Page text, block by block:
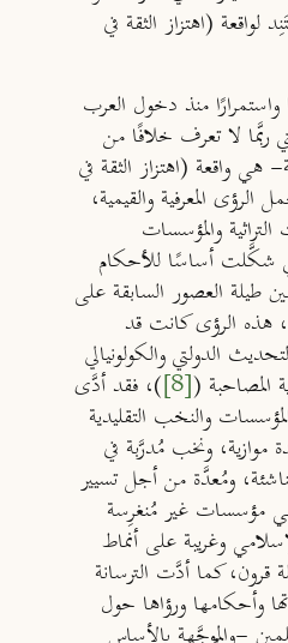
لواقعة (اهتزاز الثقة في
واستمرارًا منذ دخول العرب
ربَّما لا تعرف خلافًا من
هي واقعة (اهتزاز الثقة في
الرؤى المعرفية والقيمية،
التراثية والمؤسسات
شكَّلت أساسًا للأحكام
طيلة العصور السابقة على
هذه الرؤى كانت قد
الدولتي والكولونيالي
المصاحبة ([8] )، فقد أدَّى
والنخب التقليدية
ونخب مُدرَّبة في
ومُعدَّة من أجل تسيير
فهي مؤسسات غير مُنغرِسة
وغريبة على أنماط
قرون، كما أدَّت الترسانة
وأحكامها ورؤاها حول